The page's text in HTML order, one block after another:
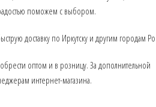
поможем с выбором.
доставку по Иркутску и другим городам
оптом и в розницу. За дополнительной
интернет-магазина.